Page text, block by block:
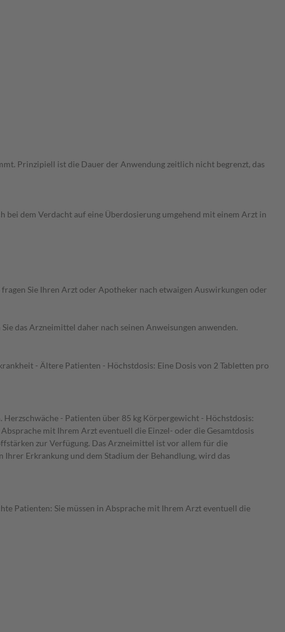
Prinzipiell ist die Dauer der Anwendung zeitlich nicht begrenzt, das
bei dem Verdacht auf eine Überdosierung umgehend mit einem Arzt in
Sie Ihren Arzt oder Apotheker nach etwaigen Auswirkungen oder
das Arzneimittel daher nach seinen Anweisungen anwenden.
- Ältere Patienten - Höchstdosis: Eine Dosis von 2 Tabletten pro
- Patienten über 85 kg Körpergewicht - Höchstdosis:
mit Ihrem Arzt eventuell die Einzel- oder die Gesamtdosis
zur Verfügung. Das Arzneimittel ist vor allem für die
Erkrankung und dem Stadium der Behandlung, wird das
Patienten: Sie müssen in Absprache mit Ihrem Arzt eventuell die